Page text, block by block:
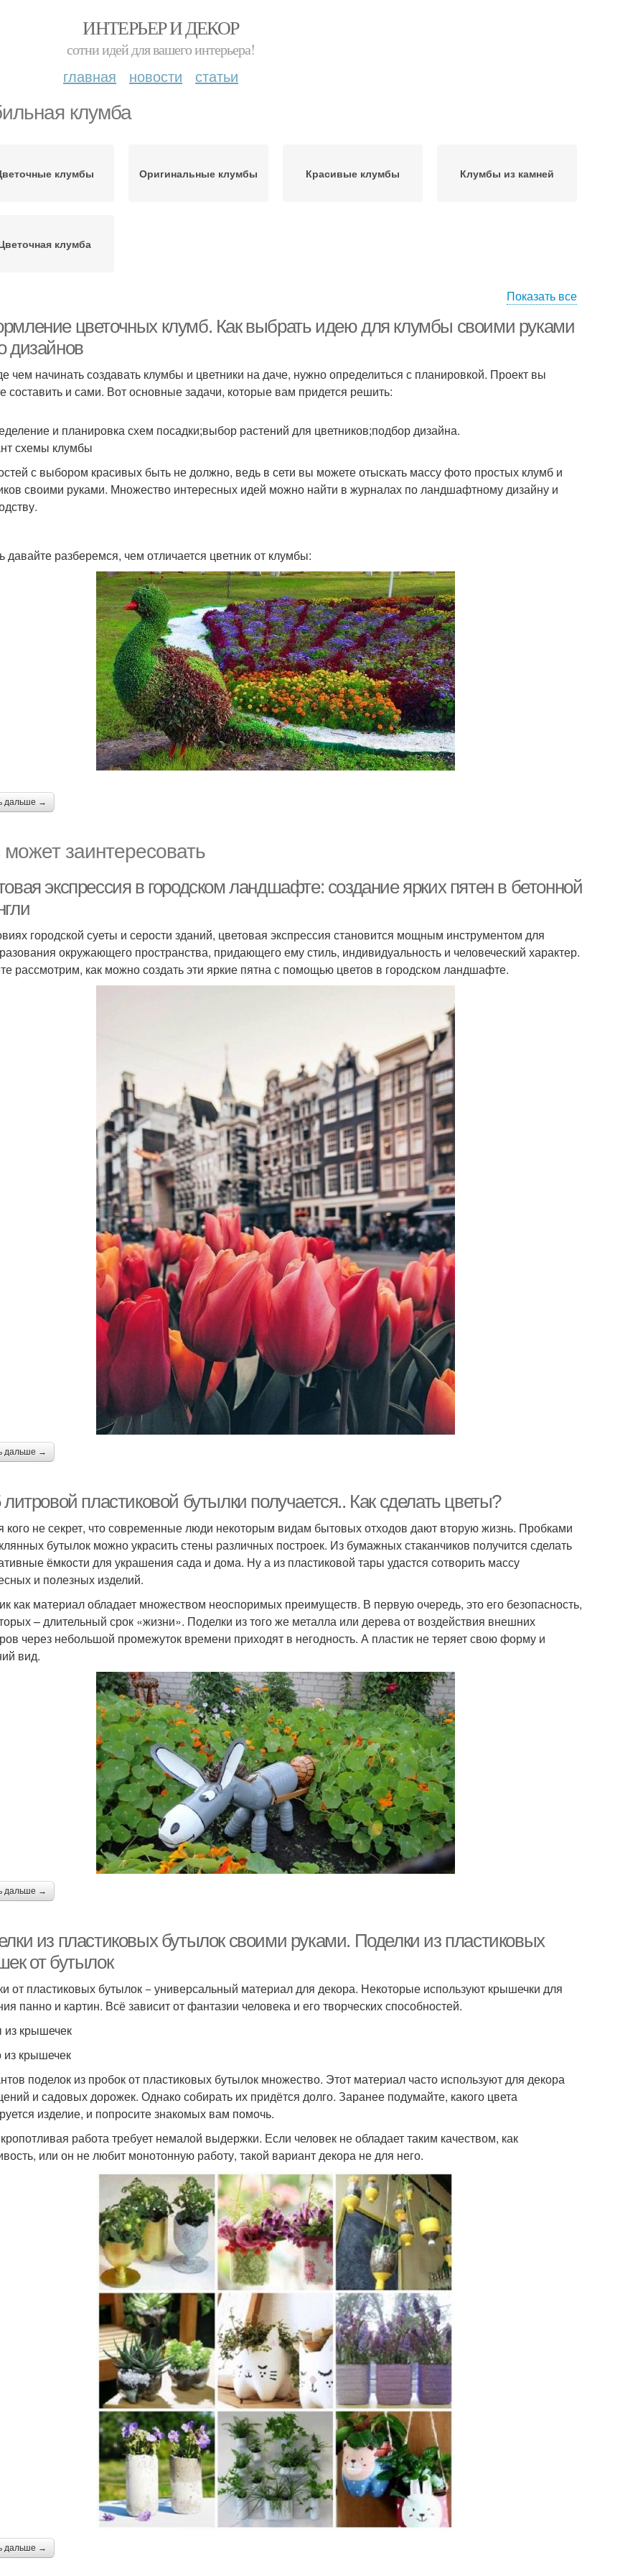
ИНТЕРЬЕР И ДЕКОР
сотни идей для вашего интерьера!
главная новости статьи
клумба
клумбы Оригинальные клумбы Красивые клумбы Клумбы из камней
клумба
Показать все
цветочных клумб. Как выбрать идею для клумбы своими руками
дизайнов
чем начинать создавать клумбы и цветники на даче, нужно определиться с планировкой. Проект вы
составить и сами. Вот основные задачи, которые вам придется решить:
и планировка схем посадки;выбор растений для цветников;подбор дизайна.
схемы клумбы
с выбором красивых быть не должно, ведь в сети вы можете отыскать массу фото простых клумб и
своими руками. Множество интересных идей можно найти в журналах по ландшафтному дизайну и
давайте разберемся, чем отличается цветник от клумбы:
дальше →
заинтересовать
экспрессия в городском ландшафте: создание ярких пятен в бетонной
городской суеты и серости зданий, цветовая экспрессия становится мощным инструментом для
окружающего пространства, придающего ему стиль, индивидуальность и человеческий характер.
рассмотрим, как можно создать эти яркие пятна с помощью цветов в городском ландшафте.
дальше →
пластиковой бутылки получается.. Как сделать цветы?
кого не секрет, что современные люди некоторым видам бытовых отходов дают вторую жизнь. Пробками
бутылок можно украсить стены различных построек. Из бумажных стаканчиков получится сделать
ёмкости для украшения сада и дома. Ну а из пластиковой тары удастся сотворить массу
и полезных изделий.
как материал обладает множеством неоспоримых преимуществ. В первую очередь, это его безопасность,
– длительный срок «жизни». Поделки из того же металла или дерева от воздействия внешних
через небольшой промежуток времени приходят в негодность. А пластик не теряет свою форму и
вид.
дальше →
из пластиковых бутылок своими руками. Поделки из пластиковых
от бутылок
от пластиковых бутылок − универсальный материал для декора. Некоторые используют крышечки для
панно и картин. Всё зависит от фантазии человека и его творческих способностей.
крышечек
крышечек
поделок из пробок от пластиковых бутылок множество. Этот материал часто используют для декора
и садовых дорожек. Однако собирать их придётся долго. Заранее подумайте, какого цвета
изделие, и попросите знакомых вам помочь.
работа требует немалой выдержки. Если человек не обладает таким качеством, как
или он не любит монотонную работу, такой вариант декора не для него.
дальше →